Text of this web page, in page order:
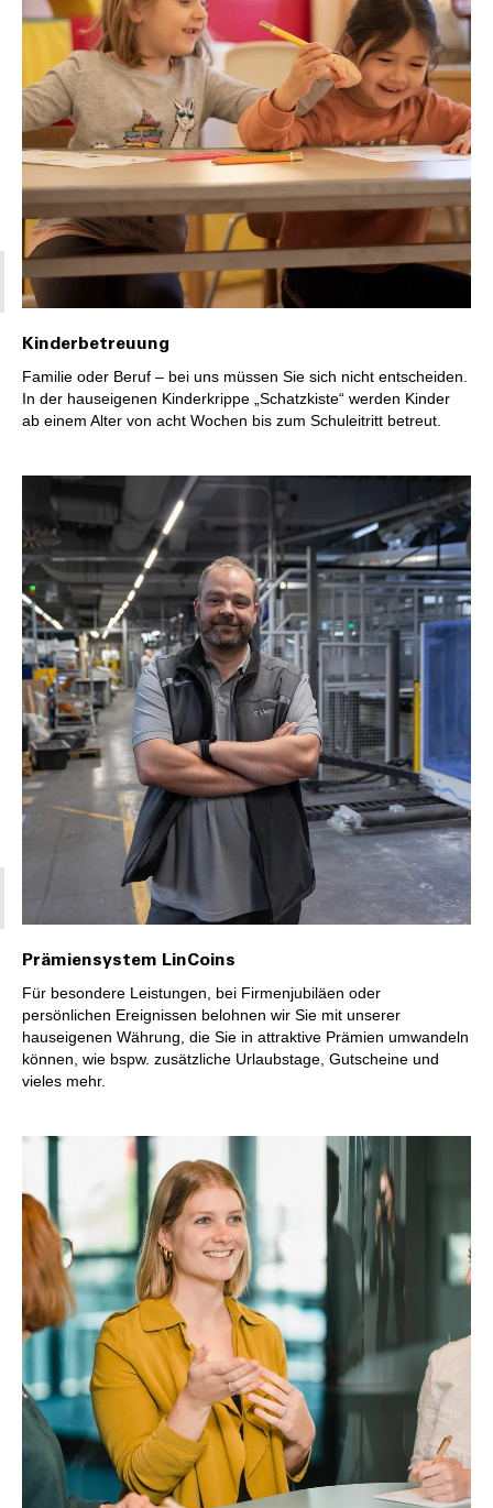
Kinderbetreuung
Familie oder Beruf – bei uns müssen Sie sich nicht entscheiden.
In der hauseigenen Kinderkrippe „Schatzkiste“ werden Kinder
ab einem Alter von acht Wochen bis zum Schuleitritt betreut.
Prämiensystem LinCoins
Für besondere Leistungen, bei Firmenjubiläen oder
persönlichen Ereignissen belohnen wir Sie mit unserer
hauseigenen Währung, die Sie in attraktive Prämien umwandeln
können, wie bspw. zusätzliche Urlaubstage, Gutscheine und
vieles mehr.